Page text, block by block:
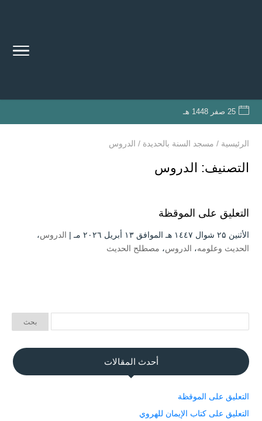
25 صفر 1448 هـ
الرئيسية / مسجد السنة بالحديدة / الدروس
التصنيف: الدروس
التعليق على الموقظة
الأثنين ۲۵ شوال ۱٤٤۷ هـ الموافق ۱۳ أبريل ۲۰۲٦ مـ | الدروس،
الحديث وعلومه، الدروس، مصطلح الحديث
أحدث المقالات
التعليق على الموقظة
التعليق على كتاب الإيمان للهروي